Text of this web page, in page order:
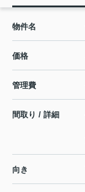
物件名
価格
管理費
間取り / 詳細
向き